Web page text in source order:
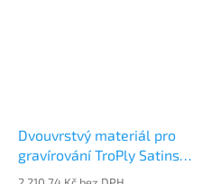
Dvouvrstvý materiál pro
gravírování TroPly Satins